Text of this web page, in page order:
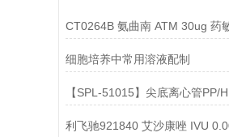
细胞培养中常用溶液配制